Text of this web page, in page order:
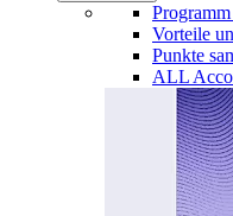
Vorteile
Punkte
ALL